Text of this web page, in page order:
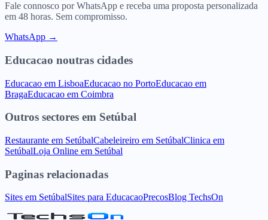
Fale connosco por WhatsApp e receba uma proposta personalizada
em 48 horas. Sem compromisso.
WhatsApp →
Educacao noutras cidades
Educacao em LisboaEducacao no PortoEducacao em
BragaEducacao em Coimbra
Outros sectores em Setúbal
Restaurante em SetúbalCabeleireiro em SetúbalClinica em
SetúbalLoja Online em Setúbal
Paginas relacionadas
Sites em SetúbalSites para EducacaoPrecosBlog TechsOn